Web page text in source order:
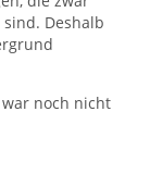
Deshalb
noch nicht